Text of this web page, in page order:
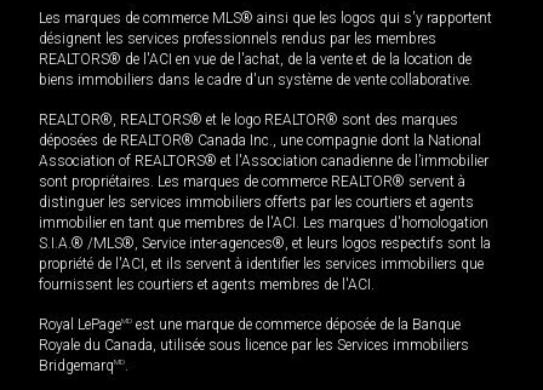
Les marques de commerce MLS® ainsi que les logos qui s'y rapportent
désignent les services professionnels rendus par les membres
REALTORS® de l'ACI en vue de l'achat, de la vente et de la location de
biens immobiliers dans le cadre d'un système de vente collaborative.
REALTOR®, REALTORS® et le logo REALTOR® sont des marques
déposées de REALTOR® Canada Inc., une compagnie dont la National
Association of REALTORS® et l'Association canadienne de l’immobilier
sont propriétaires. Les marques de commerce REALTOR® servent à
distinguer les services immobiliers offerts par les courtiers et agents
immobilier en tant que membres de l'ACI. Les marques d'homologation
S.I.A.® /MLS®, Service inter-agences®, et leurs logos respectifs sont la
propriété de l'ACI, et ils servent à identifier les services immobiliers que
fournissent les courtiers et agents membres de l'ACI.
Royal LePageMD est une marque de commerce déposée de la Banque
Royale du Canada, utilisée sous licence par les Services immobiliers
BridgemarqMD.